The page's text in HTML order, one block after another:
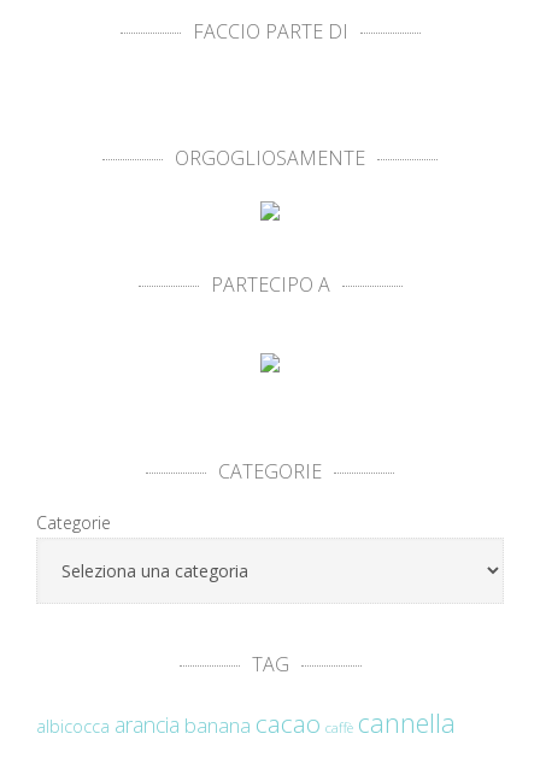
FACCIO PARTE DI
ORGOGLIOSAMENTE
PARTECIPO A
CATEGORIE
Categorie
TAG
albicocca arancia banana cacao caffè cannella